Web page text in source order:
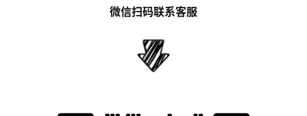
微信扫码联系客服